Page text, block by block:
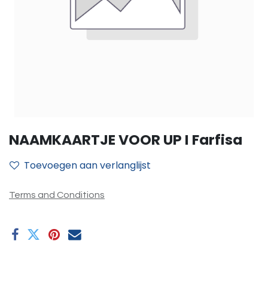
NAAMKAARTJE VOOR UP I Farfisa
Toevoegen aan verlanglijst
Terms and Conditions